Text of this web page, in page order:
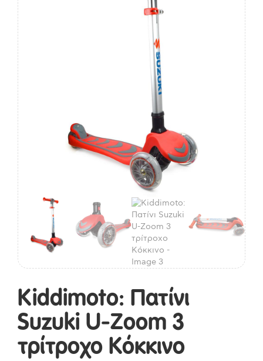
Kiddimoto: Πατίνι
Suzuki U-Zoom 3
τρίτροχο Κόκκινο